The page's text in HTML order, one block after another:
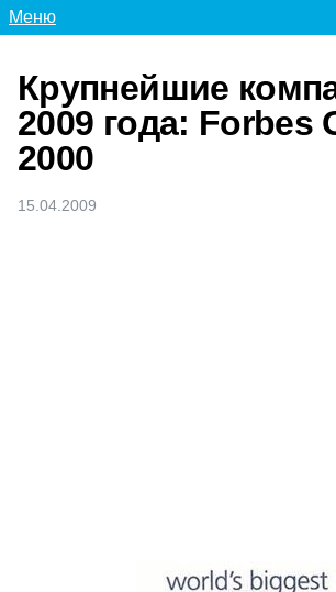
Меню
Крупнейшие
2009 года: Forbes
2000
15.04.2009